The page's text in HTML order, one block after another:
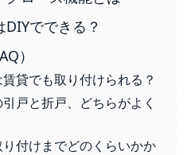
でできる？
）
貸でも取り付けられる？
戸と折戸、どちらがよく
付けまでどのくらいかか